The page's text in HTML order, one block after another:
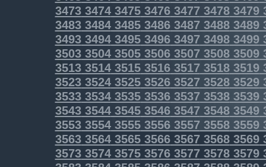
34733474347534763477 34783479
34833484348534863487 34883489
34933494349534963497 34983499
35033504350535063507 35083509
35133514351535163517 35183519
35233524352535263527 35283529
35333534353535363537 35383539
35433544354535463547 35483549
35533554355535563557 35583559
3563356435653566356735683569
3573357435753576357735783579